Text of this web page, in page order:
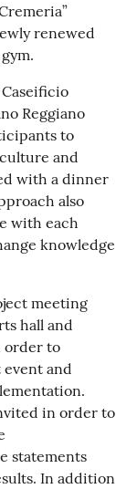
renewed
Reggiano
to
and
with a dinner
also
with each
knowledge
meeting
hall and
order to
and
in order to
statements
In addition